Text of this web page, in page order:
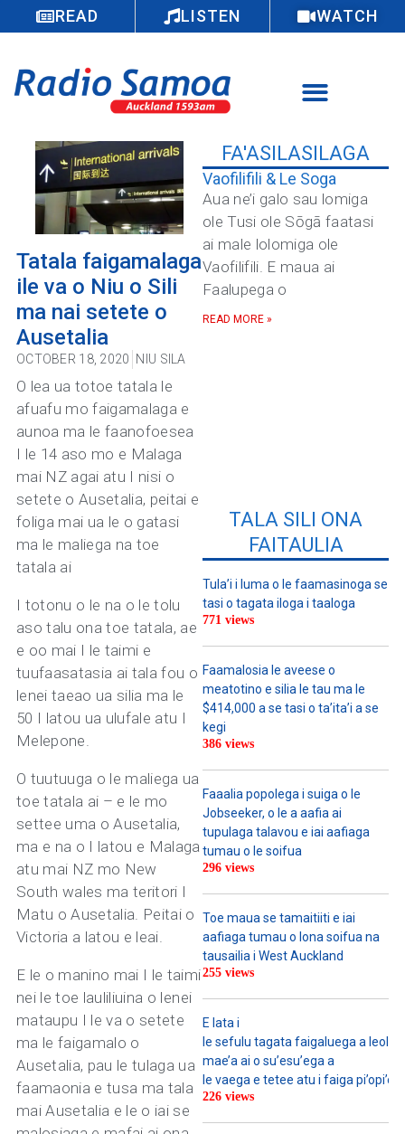
READ LISTEN WATCH
Tatala faigamalaga
ile va o Niu o Sili
ma nai setete o
Ausetalia
OCTOBER 18, 2020 NIU SILA
O lea ua totoe tatala le
afuafu mo faigamalaga e
aunoa ma le faanofoesea
I le 14 aso mo e Malaga
mai NZ agai atu I nisi o
setete o Ausetalia, peitai e
foliga mai ua le o gatasi
ma le maliega na toe
tatala ai
I totonu o le na o le tolu
aso talu ona toe tatala, ae
e oo mai I le taimi e
tuufaasatasia ai tala fou o
lenei taeao ua silia ma le
50 I latou ua ulufale atu I
Melepone.
O tuutuuga o le maliega ua
toe tatala ai – e le mo
settee uma o Ausetalia,
ma e na o I latou e Malaga
atu mai NZ mo New
South wales ma teritori I
Matu o Ausetalia. Peitai o
Victoria a latou e leai.
E le o manino mai I le taimi
nei le toe lauliliuina o lenei
mataupu I le va o setete
ma le faigamalo o
Ausetalia, pau le tulaga ua
faamaonia e tusa ma tala
mai Ausetalia e le o iai se
FA'ASILASILAGA
Vaofilifili & Le Soga
Aua ne’i galo sau lomiga
ole Tusi ole Sōgā faatasi
ai male lolomiga ole
Vaofilifili. E maua ai
Faalupega o
READ MORE »
TALA SILI ONA
FAITAULIA
Tula’i i luma o le faamasinoga se
tasi o tagata iloga i taaloga
771 views
Faamalosia le aveese o
meatotino e silia le tau ma le
$414,000 a se tasi o ta’ita’i a se
kegi
386 views
Faaalia popolega i suiga o le
Jobseeker, o le a aafia ai
tupulaga talavou e iai aafiaga
tumau o le soifua
296 views
Toe maua se tamaitiiti e iai
aafiaga tumau o lona soifua na
tausailia i West Auckland
255 views
E lata i
le sefulu tagata faigaluega a
mae’a ai o su’esu’ega a
le vaega e tetee atu i faiga pi’opi’o
226 views